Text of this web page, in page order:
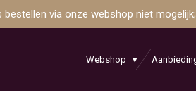
via onze webshop niet
Webshop